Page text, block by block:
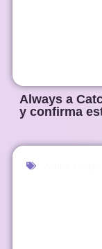
Always a
y confirma